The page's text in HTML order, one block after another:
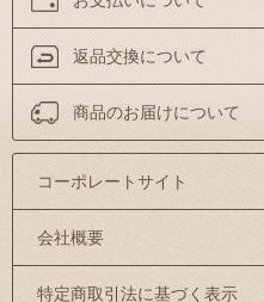
返品交換について
商品のお届けについて
コーポレートサイト
会社概要
特定商取引法に基づく表示